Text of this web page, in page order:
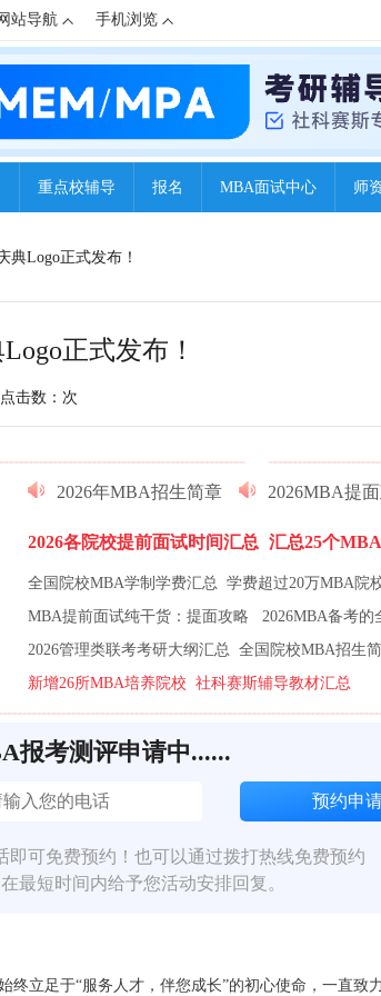
站导航 手机浏览
重点校辅导 报名 MBA面试中心 师
典Logo正式发布！
正式发布！
点击数： 次
2026年MBA招生简章 2026MBA提
2026各院校提前面试时间汇总 汇总25个
全国院校MBA学制学费汇总 学费超过20万MBA院
MBA提前面试纯干货：提面攻略
2026MBA备考的
2026管理类联考考研大纲汇总 全国院校MBA招生
新增26所MBA培养院校 社科赛斯辅导教材汇总
报考测评申请中......
即可免费预约！也可以通过拨打热线免费预约
最短时间内给予您活动安排回复。
终立足于“服务人才，伴您成长”的初心使命，一直致